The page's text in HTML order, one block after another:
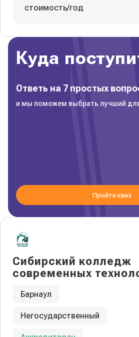
стоимость/год
Сибирский колледж
современных
Барнаул
Негосударственный
Куда
Ответь на 7 простых
и мы поможем выбрать лучший
Пройти квиз